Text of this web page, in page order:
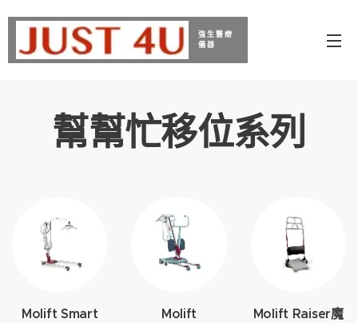
強生醫療
儀器
幫幫忙移位系列
Molift Smart
Molift
Molift Raiser魔